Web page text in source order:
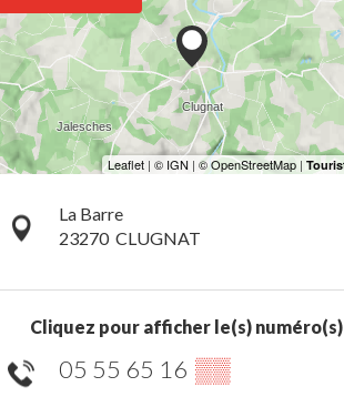
La Barre
23270 CLUGNAT
Cliquez pour afficher le(s) numéro(s)
05 55 65 16 ▒▒